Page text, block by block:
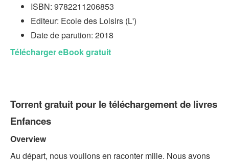
ISBN: 9782211206853
Editeur: Ecole des Loisirs (L')
Date de parution: 2018
Télécharger eBook gratuit
Torrent gratuit pour le téléchargement de livres
Enfances
Overview
Au départ, nous voulions en raconter mille. Nous avons